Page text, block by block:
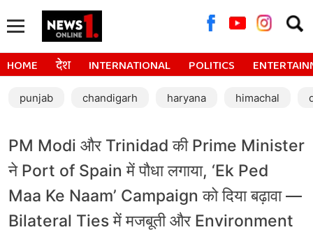
for:
HOME देश INTERNATIONAL POLITICS
punjab chandigarh haryana himachal
PM Modi और Trinidad की Prime Minister
ने Port of Spain में पौधा लगाया, ‘Ek Ped
Maa Ke Naam’ Campaign को दिया बढ़ावा —
Bilateral Ties में मजबूती और Environment